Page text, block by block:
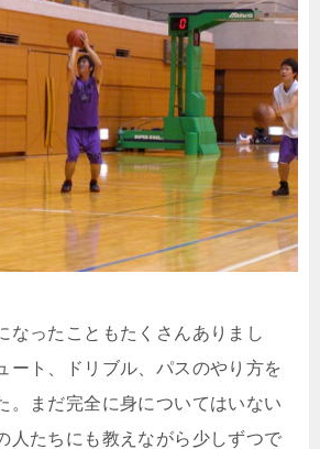
なったこともたくさんありまし
ート、ドリブル、パスのやり方を
。まだ完全に身についてはいない
人たちにも教えながら少しずつで